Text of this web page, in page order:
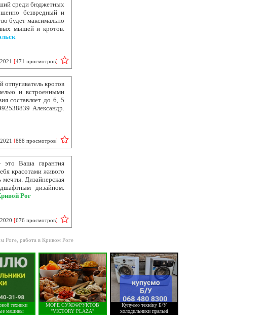
среди бюджетных
безвредный и
будет максимально
мышей и кротов.
[471 просмотров]
отпугиватель кротов
и встроенными
составляет до 6, 5
Александр.
[888 просмотров]
Ваша гарантия
красотами живого
Дизайнерская
дизайном.
Рог
[676 просмотров]
Роге работа в Кривом Роге
техники
машины
МОРЕ СУХОФРУКТОВ
"VICTORY PLAZA"
Купуємо техніку Б/У
холодильники пральні